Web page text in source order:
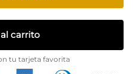
carrito
tu tarjeta favorita